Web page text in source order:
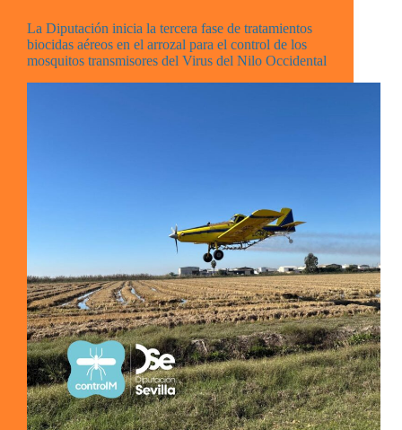
La Diputación inicia la tercera fase de tratamientos
biocidas aéreos en el arrozal para el control de los
mosquitos transmisores del Virus del Nilo Occidental